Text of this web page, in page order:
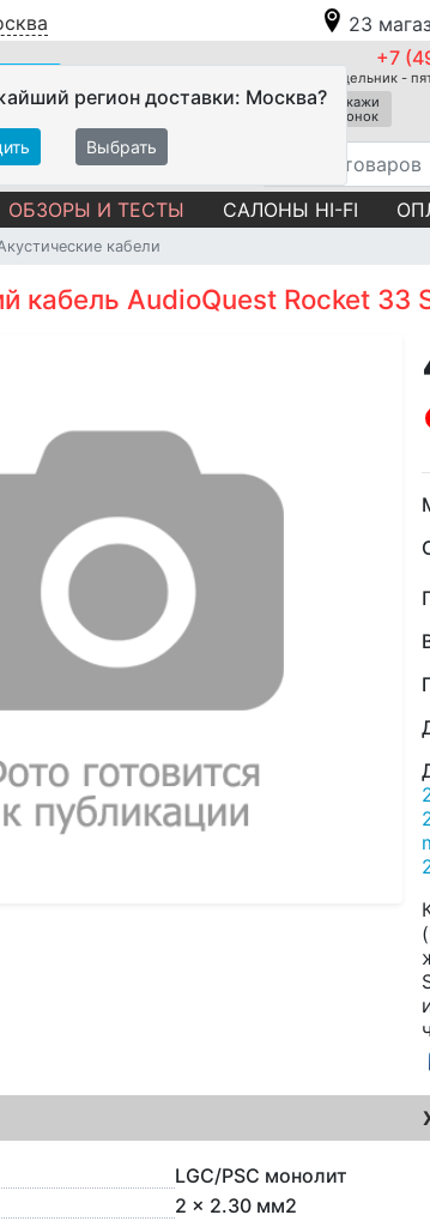
23
регион доставки: Москва?
Выбрать
+7
Понедельник -
Закажи
звонок
ОБЗОРЫ И ТЕСТЫ САЛОНЫ HI-FI
кабели
кабель AudioQuest Rocket 33
LGC/PSC монолит
2 x 2.30 мм2